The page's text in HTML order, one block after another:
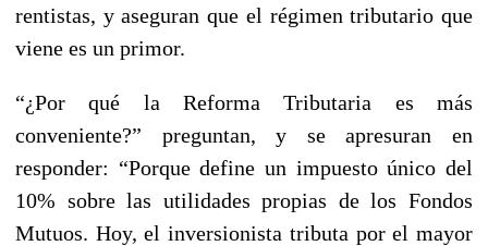
rentistas, y aseguran que el régimen tributario que
viene es un primor.
“¿Por qué la Reforma Tributaria es más
conveniente?” preguntan, y se apresuran en
responder: “Porque define un impuesto único del
10% sobre las utilidades propias de los Fondos
Mutuos. Hoy, el inversionista tributa por el mayor